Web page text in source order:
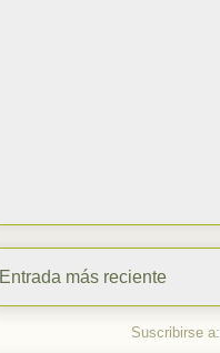
Entrada más reciente
Suscribirse a: